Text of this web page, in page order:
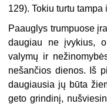
129). Tokiu turtu
Paauglys trumpuose
daugiau ne įvykius,
valymų ir
nešančios dienos. Iš
daugiausia jų būta
geto grindinį,